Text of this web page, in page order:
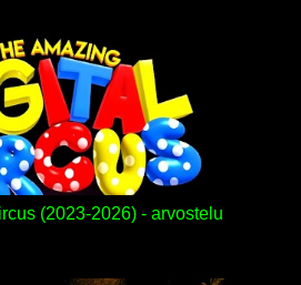
(2023-2026) - arvostelu